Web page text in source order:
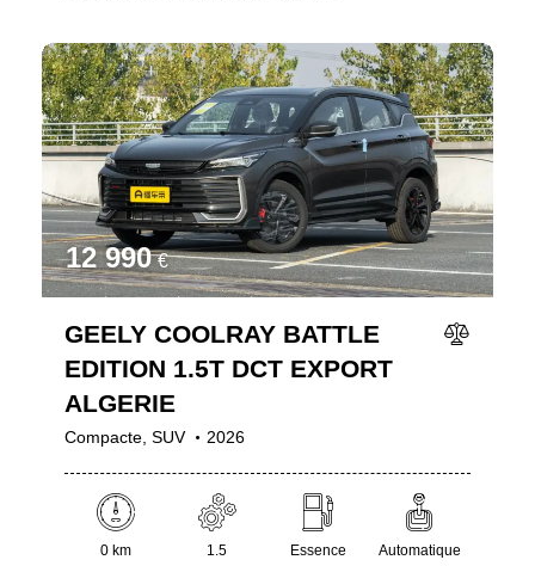
12 990 €
GEELY COOLRAY BATTLE
EDITION 1.5T DCT EXPORT
ALGERIE
Compacte,SUV 2026
0 km 1.5 Essence Automatique